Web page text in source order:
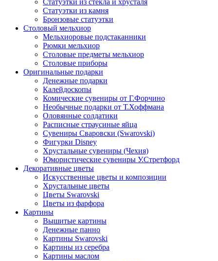
Статуэтки из стекла и хрусталя
Статуэтки из камня
Бронзовые статуэтки
Столовый мельхиор
Мельхиоровые подстаканники
Рюмки мельхиор
Столовые предметы мельхиор
Столовые приборы
Оригинальные подарки
Денежные подарки
Калейдоскопы
Комические сувениры от Г.Форчино
Необычные подарки от Т.Хоффмана
Оловянные солдатики
Расписные страусиные яйца
Сувениры Сваровски (Swarovski)
Фигурки Disney
Хрустальные сувениры (Чехия)
Юмористические сувениры У.Стретфорд
Декоративные цветы
Искусственные цветы и композиции
Хрустальные цветы
Цветы Swarovski
Цветы из фарфора
Картины
Вышитые картины
Денежные панно
Картины Swarovski
Картины из серебра
Картины маслом